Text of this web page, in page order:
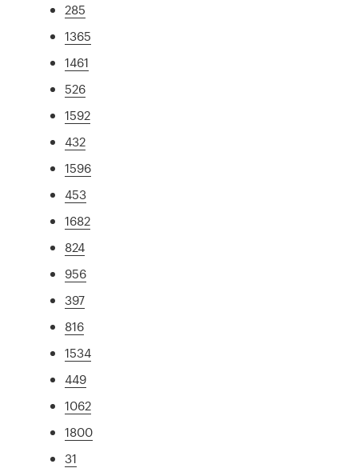
285
1365
1461
526
1592
432
1596
453
1682
824
956
397
816
1534
449
1062
1800
31